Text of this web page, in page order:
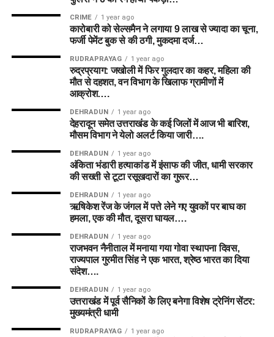
CRIME 1 year ago
कारोबारी को सेल्समैन ने लगाया 9 लाख से ज्यादा का चूना,
फर्जी पेमेंट बुक से की ठगी, मुकदमा दर्ज…
RUDRAPRAYAG 1 year ago
रुद्रप्रयाग: जखोली में फिर गुलदार का कहर, महिला की
मौत से दहशत, वन विभाग के खिलाफ ग्रामीणों में
आक्रोश….
DEHRADUN 1 year ago
देहरादून समेत उत्तराखंड के कई जिलों में आज भी बारिश,
मौसम विभाग ने येलो अलर्ट किया जारी….
DEHRADUN 1 year ago
अंकिता भंडारी हत्याकांड में इंसाफ की जीत, धामी सरकार
की सख्ती से टूटा रसूखदारों का गुरूर…
DEHRADUN 1 year ago
ऋषिकेश रेंज के जंगल में पत्ते लेने गए युवकों पर बाघ का
हमला, एक की मौत, दूसरा घायल….
DEHRADUN 1 year ago
राजभवन नैनीताल में मनाया गया गोवा स्थापना दिवस,
राज्यपाल गुरमीत सिंह ने एक भारत, श्रेष्ठ भारत का दिया
संदेश….
DEHRADUN 1 year ago
उत्तराखंड में पूर्व सैनिकों के लिए बनेगा विशेष ट्रेनिंग सेंटर:
मुख्यमंत्री धामी
RUDRAPRAYAG 1 year ago